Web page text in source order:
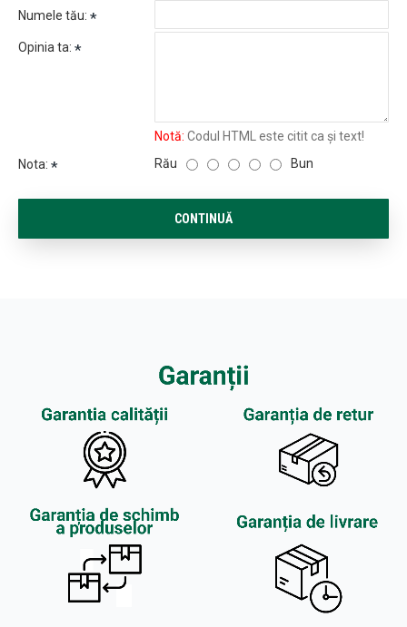
Numele tău:
Opinia ta:
Notă: Codul HTML este citit ca şi text!
Nota:
Rău Bun
CONTINUĂ